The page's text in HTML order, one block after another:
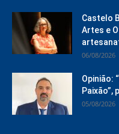
Castelo
Artes e
06/08/2026
Opinião:
Paixão”,
05/08/2026